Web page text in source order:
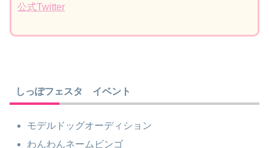
公式Twitter
しっぽフェスタ イベント
モデルドッグオーディション
わんわんネームビンゴ